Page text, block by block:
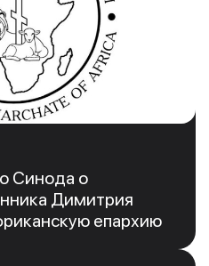
Синода о
Димитрия
епархию